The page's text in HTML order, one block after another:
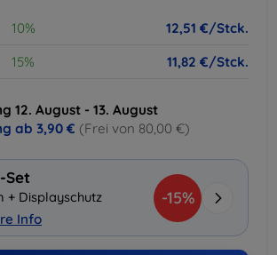
10%
12,51 €/Stck.
15% 11,82 €/Stck.
12. August - 13. August
ab 3,90 € (Frei von 80,00 €)
Set
+ Displayschutz
Info
-15%